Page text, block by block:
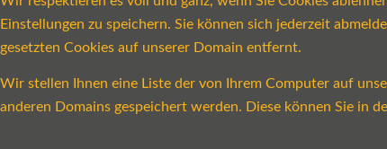
Einstellungen zu speichern. Sie können sich jederzeit
gesetzten Cookies auf unserer Domain entfernt.
Wir stellen Ihnen eine Liste der von Ihrem Computer auf
anderen Domains gespeichert werden. Diese können Sie in